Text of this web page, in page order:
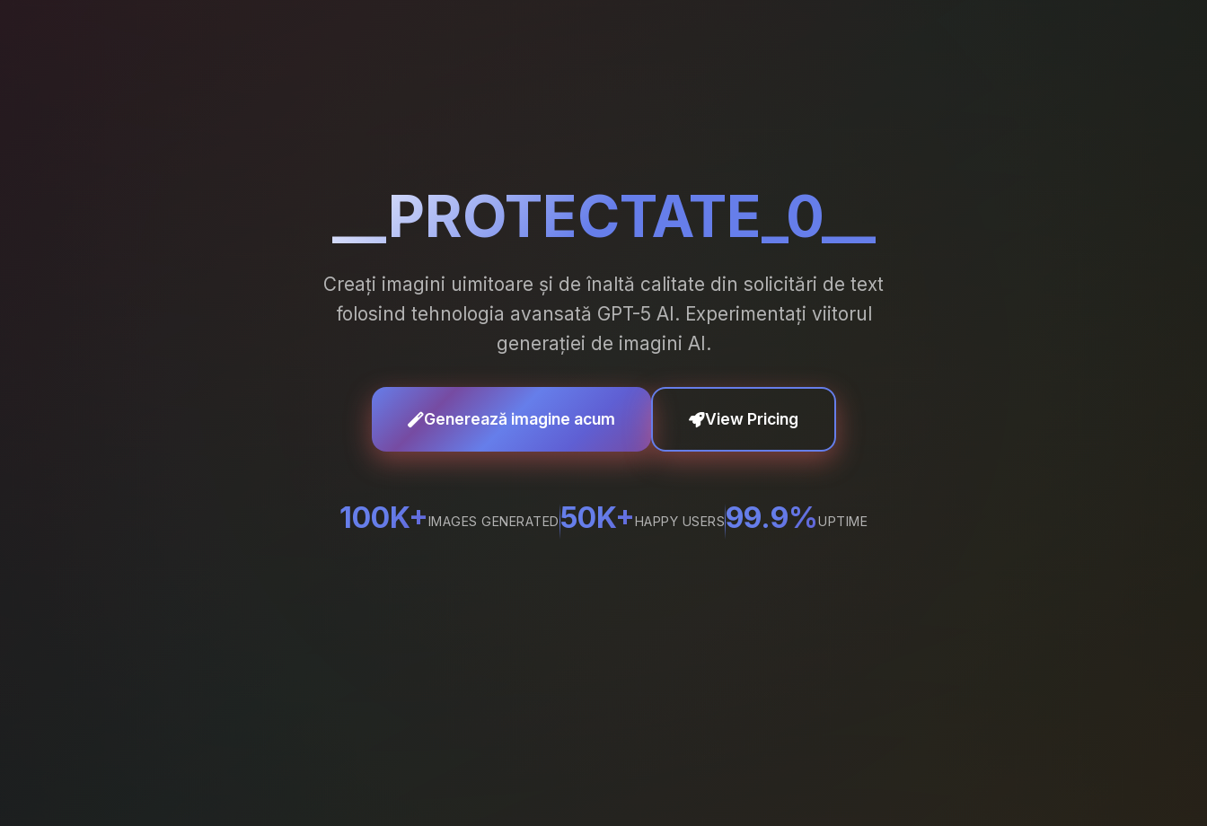
__PROTECTATE_0__
Creați imagini uimitoare și de înaltă calitate din solicitări de text
folosind tehnologia avansată GPT-5 AI. Experimentați viitorul
generației de imagini AI.
Generează imagine acum View Pricing
100K+IMAGES GENERATED50K+HAPPY USERS99.9%UPTIME